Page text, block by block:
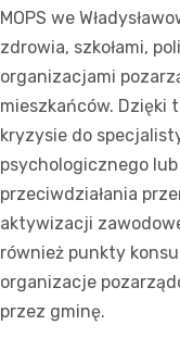
MOPS we
zdrowia, szkołami,
organizacjami
mieszkańców. Dzięki
kryzysie do
psychologicznego
przeciwdziałania
aktywizacji
również punkty
organizacje
przez gminę.